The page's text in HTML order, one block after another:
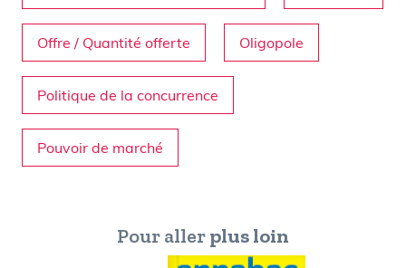
Offre / Quantité offerte Oligopole
Politique de la concurrence
Pouvoir de marché
Pour allerplus loin